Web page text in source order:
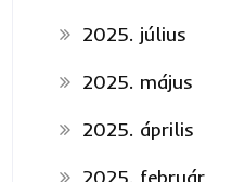
2025. július
2025. május
2025. április
2025. február